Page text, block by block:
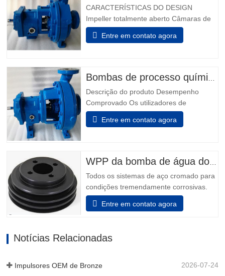
CARACTERÍSTICAS DO DESIGN
Impeller totalmente aberto Câmaras de
vedação projetadas Taperbore
patenteada™ Câmara de Foca PLUS
bordo Isoladores de rolamento híbrido
Inpro VBXX-D Design De Sump
otimizado Rolamentos de impulso de…
Entre em contato agora
Descrição do produto Desempenho
Comprovado Os utilizadores de
indústrias química, petroquímica, pasta &
papel, metais primários, alimentos &
os melhores - Modelo 3196. Power Ends
são o resultado de mais de 160…
Entre em contato agora
Todos os sistemas de aço cromado para
condições tremendamente corrosivas.
todos os elementos que incluem o
adaptador e a unidade de rolamento são
que o dispositivo auxiliar da unidade de
Entre em contato agora
Notícias Relacionadas
Impulsores OEM de Bronze 2026-07-24